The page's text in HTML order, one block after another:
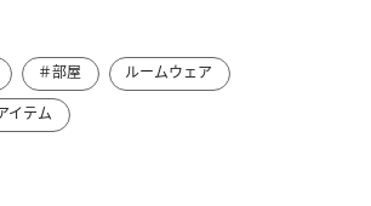
＃部屋
ルームウェア
イテム